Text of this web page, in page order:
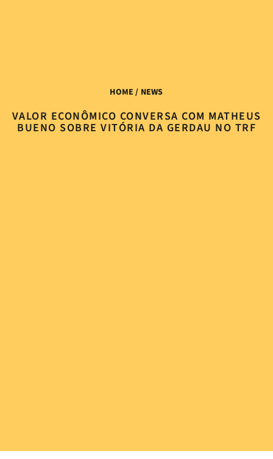
HOME / NEWS
VALOR ECONÔMICO CONVERSA COM MATHEUS
BUENO SOBRE VITÓRIA DA GERDAU NO TRF